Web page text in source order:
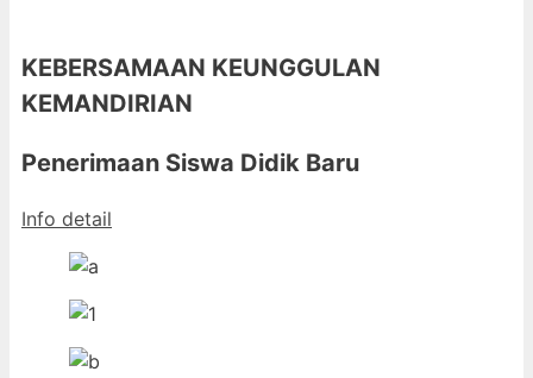
KEBERSAMAAN KEUNGGULAN
KEMANDIRIAN
Penerimaan Siswa Didik Baru
Info detail